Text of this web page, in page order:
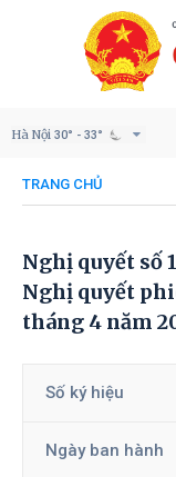
Hà Nội 30° - 33°
TRANG CHỦ
Nghị quyết số
Nghị quyết
tháng 4 năm
Số ký hiệu
Ngày ban hành